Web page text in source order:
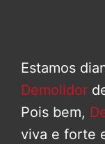
Estamos
Demolidor
Pois bem,
viva e forte